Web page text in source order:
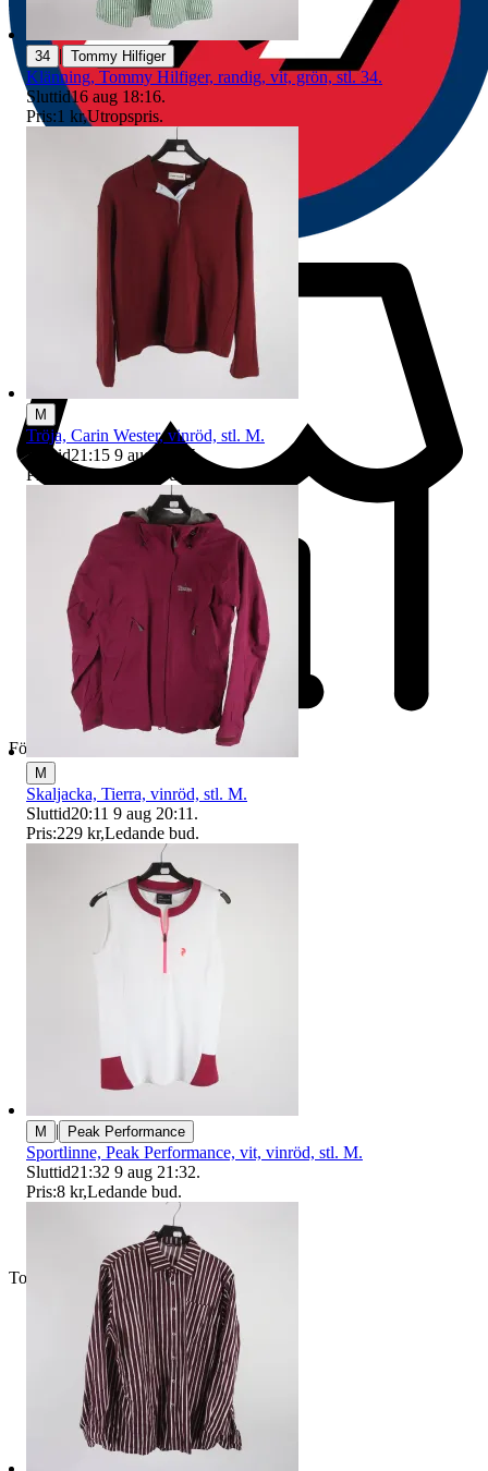
Företag
Toppsäljare
34 | Tommy Hilfiger
Klänning, Tommy Hilfiger, randig, vit, grön, stl. 34.
Sluttid16 aug 18:16.
Pris:1 kr,Utropspris.
M
Tröja, Carin Wester, vinröd, stl. M.
Sluttid21:15 9 aug 21:15.
Pris:
18 kr,Ledande bud
M
Skaljacka, Tierra, vinröd, stl. M.
Sluttid20:11 9 aug 20:11 .
Pris:229 kr,Ledande bud.
M | Peak Performance
Sportlinne, Peak Performance, vit, vinröd, stl. M.
Sluttid21:32 9 aug 21:32.
Pris:8 kr,Ledande bud.